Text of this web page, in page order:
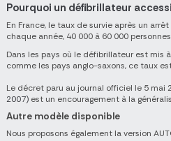
Pourquoi un défibrillateur
En France, le taux de survie après un
chaque année, 40 000 à 60 000
Dans les pays où le défibrillateur est mis
comme les pays anglo-saxons, ce taux
Le décret paru au journal officiel le 5 mai
2007) est un encouragement à la
Autre modèle disponible
Nous proposons également la version